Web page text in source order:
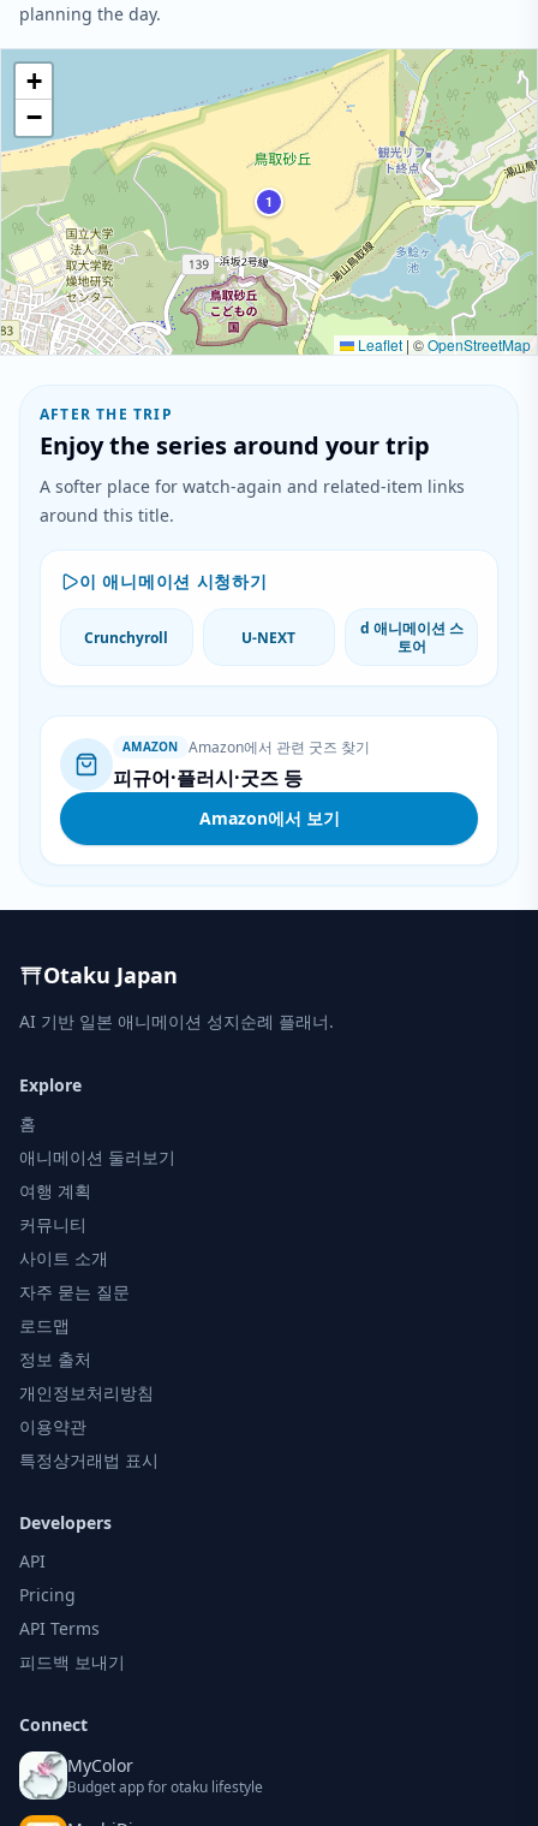
planning the day.
1
+
−
Leaflet | ©OpenStreetMap
AFTER THE TRIP
Enjoy the series around your trip
A softer place for watch-again and related-item links
around this title.
이 애니메이션 시청하기
Crunchyroll U-NEXT
d 애니메이션 스
토어
AMAZON Amazon에서 관련 굿즈 찾기
피규어·플러시·굿즈 등
Amazon에서 보기
Otaku Japan
AI 기반 일본 애니메이션 성지순례 플래너.
Explore
홈
애니메이션 둘러보기
여행 계획
커뮤니티
사이트 소개
자주 묻는 질문
로드맵
정보 출처
개인정보처리방침
이용약관
특정상거래법 표시
Developers
API
Pricing
API Terms
피드백 보내기
Connect
MyColor
Budget app for otaku lifestyle